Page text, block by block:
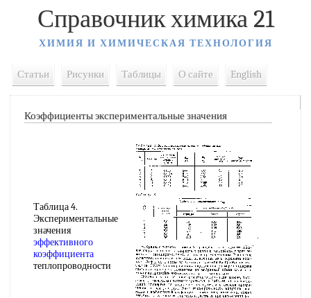
Справочник химика 21
ХИМИЯ И ХИМИЧЕСКАЯ ТЕХНОЛОГИЯ
Статьи Рисунки Таблицы О сайте English
Коэффициенты экспериментальные значения
Таблица 4.
Экспериментальные
значения
эффективного
коэффициента
теплопроводности